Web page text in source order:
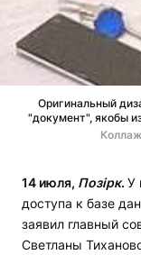
Оригинальный
"документ", якобы
14 июля, Позірк. У
доступа к базе
заявил главный
Светланы